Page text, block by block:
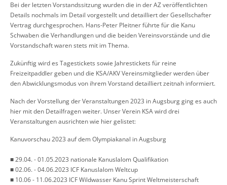
Bei der letzten Vorstandssitzung wurden die in der AZ veröffentlichten
Details nochmals im Detail vorgestellt und detailliert der Gesellschafter
Vertrag durchgesprochen. Hans-Peter Pleitner führte für die Kanu
Schwaben die Verhandlungen und die beiden Vereinsvorstände und die
Vorstandschaft waren stets mit im Thema.
Zukünftig wird es Tagestickets sowie Jahrestickets für reine
Freizeitpaddler geben und die KSA/AKV Vereinsmitglieder werden über
den Abwicklungsmodus von ihrem Vorstand detailliert zeitnah informiert.
Nach der Vorstellung der Veranstaltungen 2023 in Augsburg ging es auch
hier mit den Detailfragen weiter. Unser Verein KSA wird drei
Veranstaltungen ausrichten wie hier gelistet:
Kanuvorschau 2023 auf dem Olympiakanal in Augsburg
■ 29.04. - 01.05.2023 nationale Kanuslalom Qualifikation
■ 02.06. - 04.06.2023 ICF Kanuslalom Weltcup
■ 10.06 - 11.06.2023 ICF Wildwasser Kanu Sprint Weltmeisterschaft